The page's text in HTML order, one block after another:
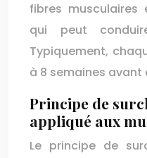
fibres musculaires
qui peut
Typiquement,
à 8 semaines avant
Principe de
appliqué aux
Le principe de